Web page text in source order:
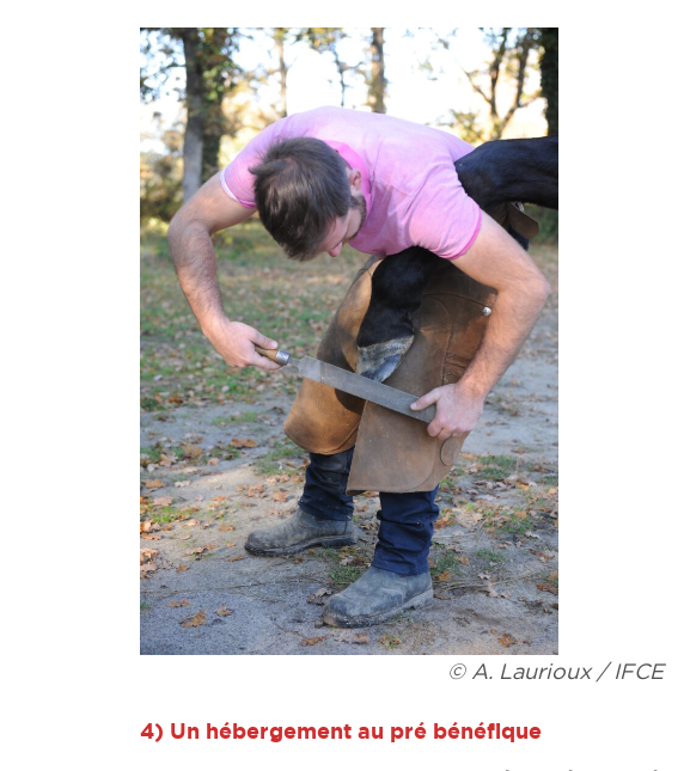
© A. Laurioux / IFCE
4) Un hébergement au pré bénéfique